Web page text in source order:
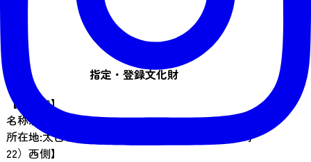
指定・登録文化財
【市指定】
名称:大年寺惣門
所在地:太白区茂ケ崎４丁目地内【大年寺（門前町
22）西側】